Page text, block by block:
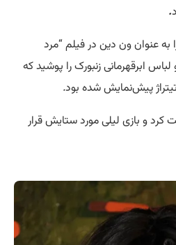
.
خود را به عنوان ون دین در فیلم “مرد
ابرقهرمانی زنبورک را پوشید که
پیش‌نمایش شده بود.
کرد و بازی لیلی مورد ستایش قرار